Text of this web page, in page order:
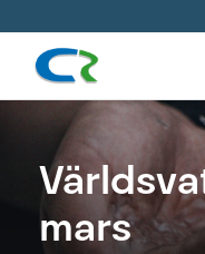
innehåll
mars